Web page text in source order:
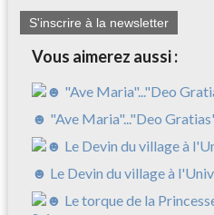
S'inscrire à la newsletter
Vous aimerez aussi :
☻ "Ave Maria"..."Deo
☻ Le Devin du village à